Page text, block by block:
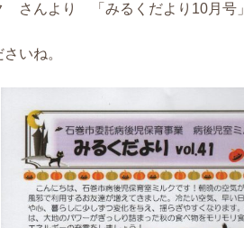
さんより 「みるくだより10月号
いね。